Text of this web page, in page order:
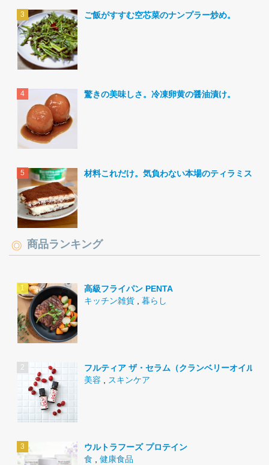
ご飯がすすむ空芯菜のナンプラー炒め。
驚きの美味しさ。冷凍卵黄の醤油漬け。
材料これだけ。気負わない本場のティラミス。
商品ランキング
高級フライパン PENTA
キッチン雑貨 , 暮らし
フルティア ザ・セラム（クランベリーオイル）
美容 , スキンケア
ウルトラフーズ プロテイン
食 , 健康食品